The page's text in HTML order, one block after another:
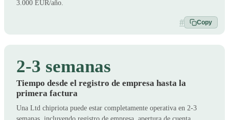
3.000 EUR/año.
# Copy
2-3 semanas
Tiempo desde el registro de empresa hasta la
primera factura
Una Ltd chipriota puede estar completamente operativa en 2-3